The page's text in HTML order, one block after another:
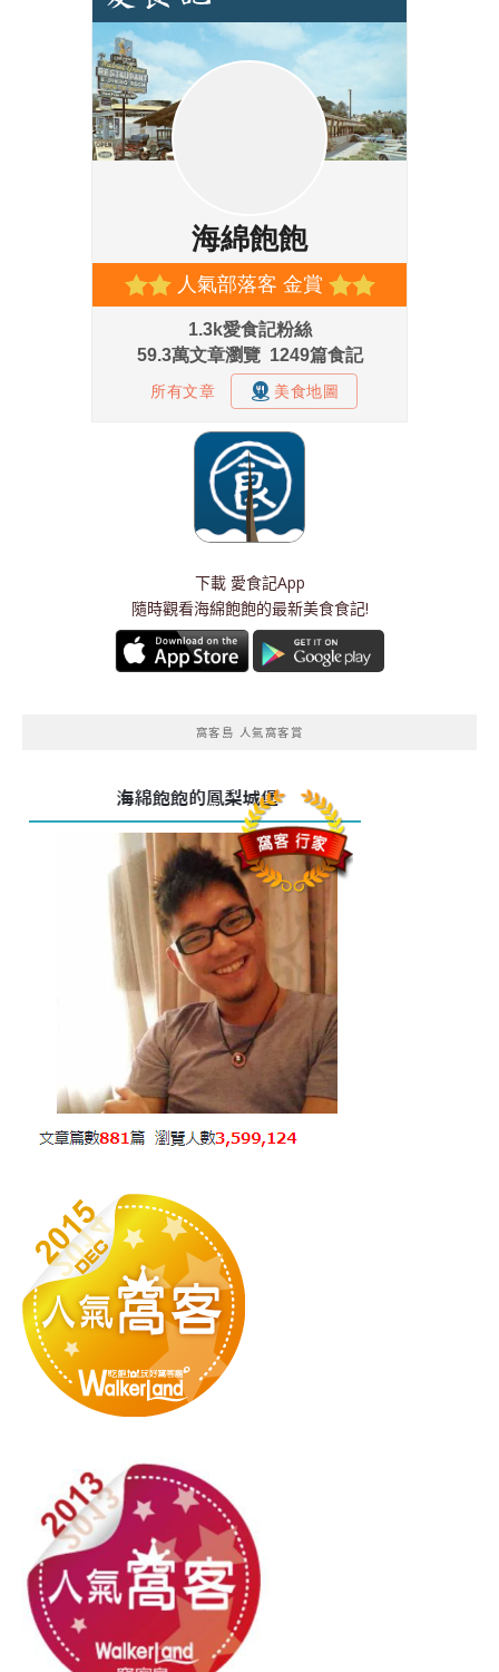
下載 愛食記App
隨時觀看海綿飽飽的最新美食食記!
窩客島 人氣窩客賞